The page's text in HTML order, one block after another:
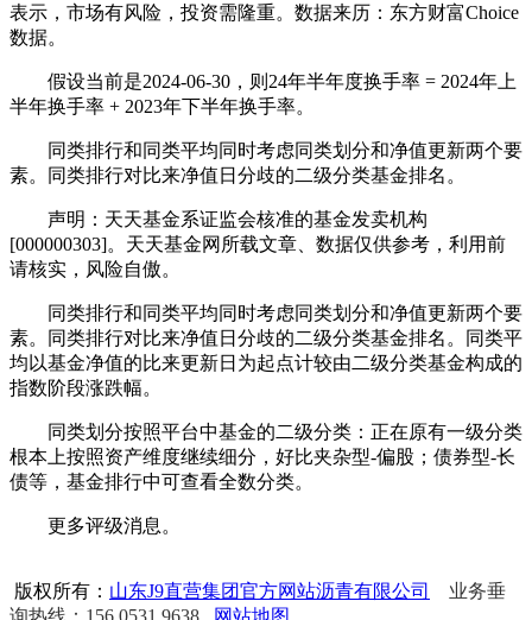
表示，市场有风险，投资需隆重。数据来历：东方财富Choice
数据。
假设当前是2024-06-30，则24年半年度换手率 = 2024年上
半年换手率 + 2023年下半年换手率。
同类排行和同类平均同时考虑同类划分和净值更新两个要
素。同类排行对比来净值日分歧的二级分类基金排名。
声明：天天基金系证监会核准的基金发卖机构
[000000303]。天天基金网所载文章、数据仅供参考，利用前
请核实，风险自傲。
同类排行和同类平均同时考虑同类划分和净值更新两个要
素。同类排行对比来净值日分歧的二级分类基金排名。同类平
均以基金净值的比来更新日为起点计较由二级分类基金构成的
指数阶段涨跌幅。
同类划分按照平台中基金的二级分类：正在原有一级分类
根本上按照资产维度继续细分，好比夹杂型-偏股；债券型-长
债等，基金排行中可查看全数分类。
更多评级消息。
版权所有： 山东J9直营集团官方网站沥青有限公司
业务垂